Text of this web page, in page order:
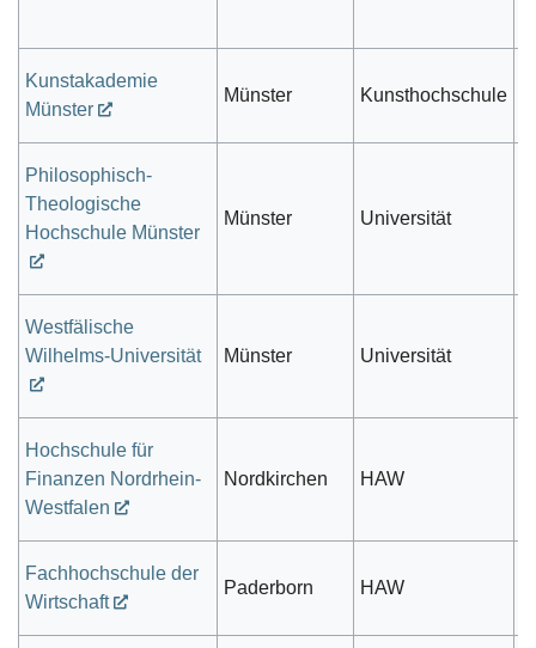
Kunstakademie
Münster
Münster Kunsthochschule
Philosophisch-
Theologische
Hochschule Münster
Münster Universität
Westfälische
Wilhelms-Universität
Münster Universität
Hochschule für
Finanzen Nordrhein-
Westfalen
Nordkirchen HAW
Fachhochschule der
Wirtschaft
Paderborn HAW